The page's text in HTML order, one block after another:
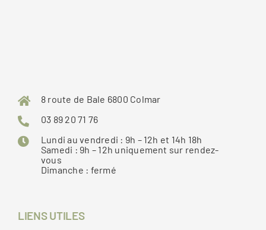
8 route de Bale 6800 Colmar
03 89 20 71 76
Lundi au vendredi : 9h – 12h et 14h 18h
Samedi : 9h – 12h uniquement sur rendez-
vous
Dimanche : fermé
LIENS UTILES